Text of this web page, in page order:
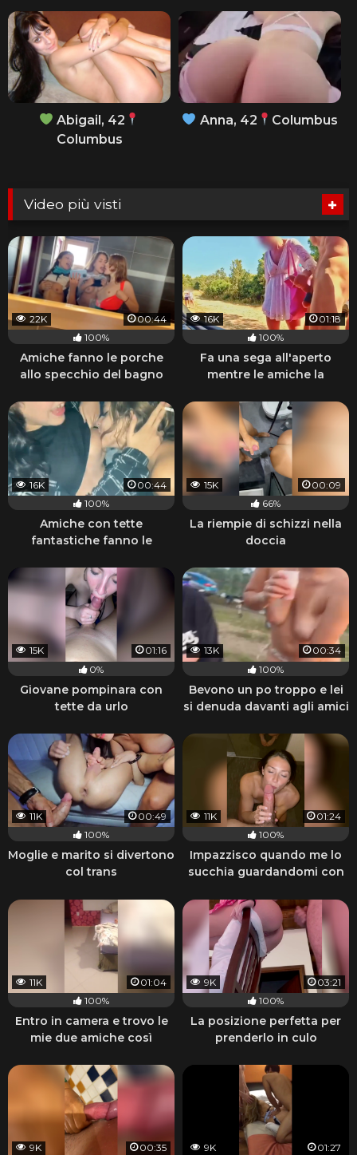
Abigail, 42
Columbus
Anna, 42 Columbus
Video più visti
22K
00:44
100%
Amiche fanno le porche
allo specchio del bagno
16K
01:18
100%
Fa una sega all'aperto
mentre le amiche la
16K
00:44
100%
Amiche con tette
fantastiche fanno le
15K
00:09
66%
La riempie di schizzi nella
doccia
15K
01:16
0%
Giovane pompinara con
tette da urlo
13K
00:34
100%
Bevono un po troppo e lei
si denuda davanti agli amici
11K
00:49
100%
Moglie e marito si divertono
col trans
11K
01:24
100%
Impazzisco quando me lo
succhia guardandomi con
11K
01:04
100%
Entro in camera e trovo le
mie due amiche così
9K
03:21
100%
La posizione perfetta per
prenderlo in culo
9K
00:35
9K
01:27